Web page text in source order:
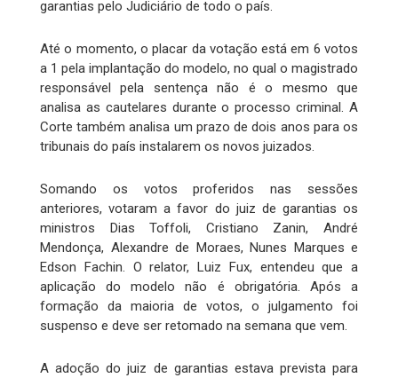
garantias pelo Judiciário de todo o país.
Até o momento, o placar da votação está em 6 votos
a 1 pela implantação do modelo, no qual o magistrado
responsável pela sentença não é o mesmo que
analisa as cautelares durante o processo criminal. A
Corte também analisa um prazo de dois anos para os
tribunais do país instalarem os novos juizados.
Somando os votos proferidos nas sessões
anteriores, votaram a favor do juiz de garantias os
ministros Dias Toffoli, Cristiano Zanin, André
Mendonça, Alexandre de Moraes, Nunes Marques e
Edson Fachin. O relator, Luiz Fux, entendeu que a
aplicação do modelo não é obrigatória. Após a
formação da maioria de votos, o julgamento foi
suspenso e deve ser retomado na semana que vem.
A adoção do juiz de garantias estava prevista para